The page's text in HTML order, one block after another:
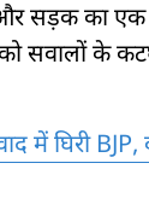
और सड़क का
सवालों के
में घिरी BJP,